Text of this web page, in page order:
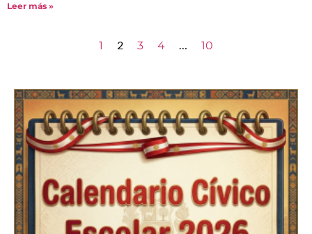
Leer más »
1 2 3 4 … 10